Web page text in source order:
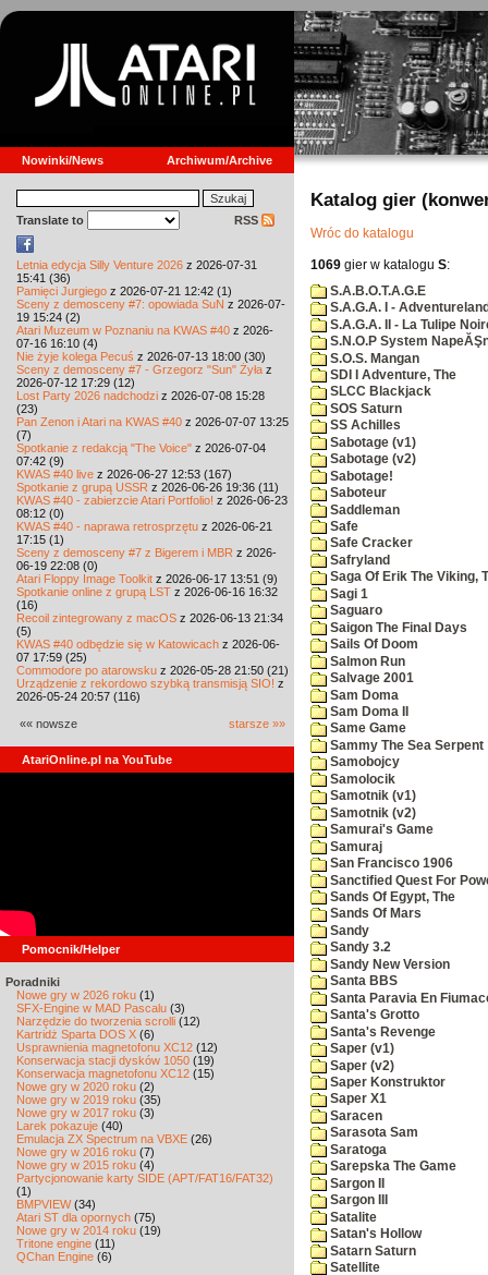
Nowinki/News Archiwum/Archive
Translate to RSS
Letnia edycja Silly Venture 2026 z 2026-07-31
15:41 (36)
Pamięci Jurgiego z 2026-07-21 12:42 (1)
Sceny z demosceny #7: opowiada SuN z 2026-07-
19 15:24 (2)
Atari Muzeum w Poznaniu na KWAS #40 z 2026-
07-16 16:10 (4)
Nie żyje kolega Pecuś z 2026-07-13 18:00 (30)
Sceny z demosceny #7 - Grzegorz "Sun" Żyła z
2026-07-12 17:29 (12)
Lost Party 2026 nadchodzi z 2026-07-08 15:28
(23)
Pan Zenon i Atari na KWAS #40 z 2026-07-07 13:25
(7)
Spotkanie z redakcją "The Voice" z 2026-07-04
07:42 (9)
KWAS #40 live z 2026-06-27 12:53 (167)
Spotkanie z grupą USSR z 2026-06-26 19:36 (11)
KWAS #40 - zabierzcie Atari Portfolio! z 2026-06-23
08:12 (0)
KWAS #40 - naprawa retrosprzętu z 2026-06-21
17:15 (1)
Sceny z demosceny #7 z Bigerem i MBR z 2026-
06-19 22:08 (0)
Atari Floppy Image Toolkit z 2026-06-17 13:51 (9)
Spotkanie online z grupą LST z 2026-06-16 16:32
(16)
Recoil zintegrowany z macOS z 2026-06-13 21:34
(5)
KWAS #40 odbędzie się w Katowicach z 2026-06-
07 17:59 (25)
Commodore po atarowsku z 2026-05-28 21:50 (21)
Urządzenie z rekordowo szybką transmisją SIO! z
2026-05-24 20:57 (116)
«« nowsze starsze »»
AtariOnline.pl na YouTube
Pomocnik/Helper
Poradniki
Nowe gry w 2026 roku (1)
SFX-Engine w MAD Pascalu (3)
Narzędzie do tworzenia scrolli (12)
Kartridż Sparta DOS X (6)
Usprawnienia magnetofonu XC12 (12)
Konserwacja stacji dysków 1050 (19)
Konserwacja magnetofonu XC12 (15)
Nowe gry w 2020 roku (2)
Nowe gry w 2019 roku (35)
Nowe gry w 2017 roku (3)
Larek pokazuje (40)
Emulacja ZX Spectrum na VBXE (26)
Nowe gry w 2016 roku (7)
Nowe gry w 2015 roku (4)
Partycjonowanie karty SIDE (APT/FAT16/FAT32)
(1)
BMPVIEW(34)
Atari ST dla opornych (75)
Nowe gry w 2014 roku (19)
Tritone engine (11)
QChan Engine (6)
Katalog gier
Wróc do katalogu
1069 gier w katalogu S:
S.A.B.O.T.A.G.E
S.A.G.A. I -
S.A.G.A. II - La Tulipe
S.N.O.P System
S.O.S. Mangan
SDI I Adventure, The
SLCC Blackjack
SOS Saturn
SS Achilles
Sabotage (v1)
Sabotage (v2)
Sabotage!
Saboteur
Saddleman
Safe
Safe Cracker
Safryland
Saga Of Erik The Viking,
Sagi 1
Saguaro
Saigon The Final Days
Sails Of Doom
Salmon Run
Salvage 2001
Sam Doma
Sam Doma II
Same Game
Sammy The Sea Serpent
Samobojcy
Samolocik
Samotnik (v1)
Samotnik (v2)
Samurai's Game
Samuraj
San Francisco 1906
Sanctified Quest For
Sands Of Egypt, The
Sands Of Mars
Sandy
Sandy 3.2
Sandy New Version
Santa BBS
Santa Paravia En
Santa's Grotto
Santa's Revenge
Saper (v1)
Saper (v2)
Saper Konstruktor
Saper X1
Saracen
Sarasota Sam
Saratoga
Sarepska The Game
Sargon II
Sargon III
Satalite
Satan's Hollow
Satarn Saturn
Satellite